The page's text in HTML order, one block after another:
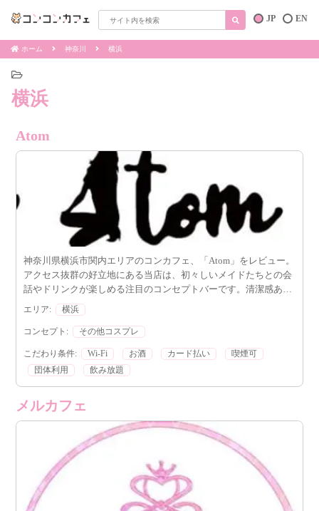
EN
JP
ホーム 神奈川 横浜
横浜
Atom
神奈川県横浜市関内エリアのコンカフェ、「Atom」をレビュー。
アクセス抜群の好立地にある当店は、初々しいメイドたちとの会
話やドリンクが楽しめる注目のコンセプトバーです。清潔感ある
店内とセクシーで可愛い制服、リーズナブルな料金システムで初
来店の方にも安心。お得なクーポンも活用して、癒やしと楽しさ
あふれる時間を「Atom」でぜひ体験してください。
エリア: 横浜
コンセプト: その他コスプレ
こだわり条件: Wi-Fi お酒 カード払い
喫煙可
団体利用
飲み放題
メルカフェ